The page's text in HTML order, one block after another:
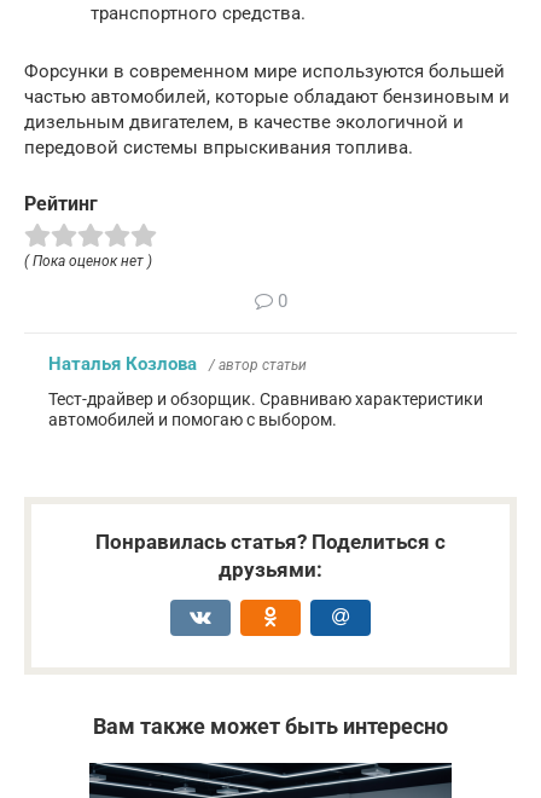
транспортного средства.
Форсунки в современном мире используются большей
частью автомобилей, которые обладают бензиновым и
дизельным двигателем, в качестве экологичной и
передовой системы впрыскивания топлива.
Рейтинг
( Пока оценок нет )
0
Наталья Козлова / автор статьи
Тест-драйвер и обзорщик. Сравниваю характеристики
автомобилей и помогаю с выбором.
Понравилась статья? Поделиться с
друзьями:
Вам также может быть интересно